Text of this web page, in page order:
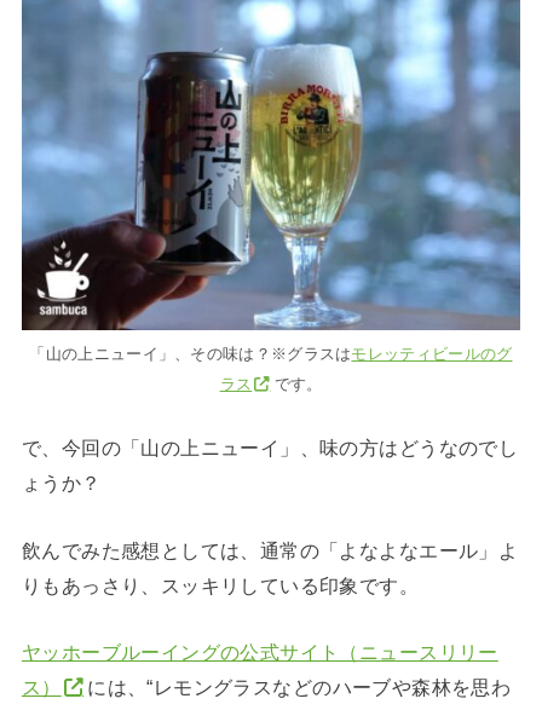
「山の上ニューイ」、その味は？※グラスはモレッティビールのグ
ラス
です。
で、今回の「山の上ニューイ」、味の方はどうなのでし
ょうか？
飲んでみた感想としては、通常の「よなよなエール」よ
りもあっさり、スッキリしている印象です。
ヤッホーブルーイングの公式サイト（ニュースリリー
ス）
には、“レモングラスなどのハーブや森林を思わ